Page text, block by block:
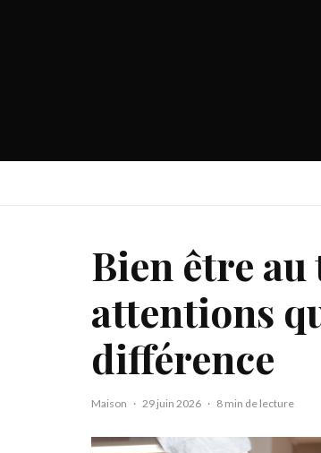
Bien être
attentions
différence
Maison · 29 juin 2026 · 8 min de lecture